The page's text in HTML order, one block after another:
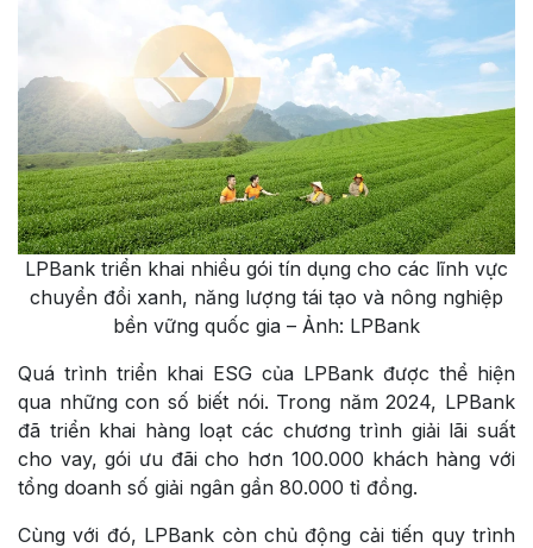
LPBank triển khai nhiều gói tín dụng cho các lĩnh vực
chuyển đổi xanh, năng lượng tái tạo và nông nghiệp
bền vững quốc gia – Ảnh: LPBank
Quá trình triển khai ESG của LPBank được thể hiện
qua những con số biết nói. Trong năm 2024, LPBank
đã triển khai hàng loạt các chương trình giải lãi suất
cho vay, gói ưu đãi cho hơn 100.000 khách hàng với
tổng doanh số giải ngân gần 80.000 tỉ đồng.
Cùng với đó, LPBank còn chủ động cải tiến quy trình